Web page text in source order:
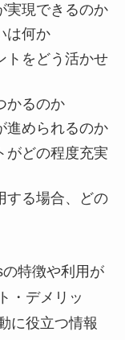
実現できるのか
は何か
トをどう活かせ
かるのか
進められるのか
がどの程度充実
する場合、どの
特徴や利用が
・デメリッ
に役立つ情報